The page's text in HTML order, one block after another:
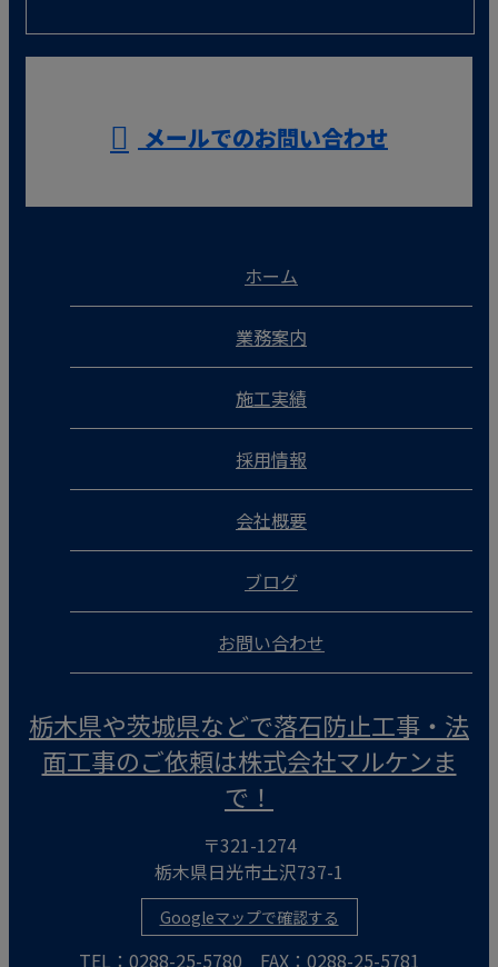
メールでのお問い合わせ
ホーム
業務案内
施工実績
採用情報
会社概要
ブログ
お問い合わせ
栃木県や茨城県などで落石防止工事・法
面工事のご依頼は株式会社マルケンま
で！
〒321-1274
栃木県日光市土沢737-1
Googleマップで確認する
TEL：0288-25-5780 FAX：0288-25-5781